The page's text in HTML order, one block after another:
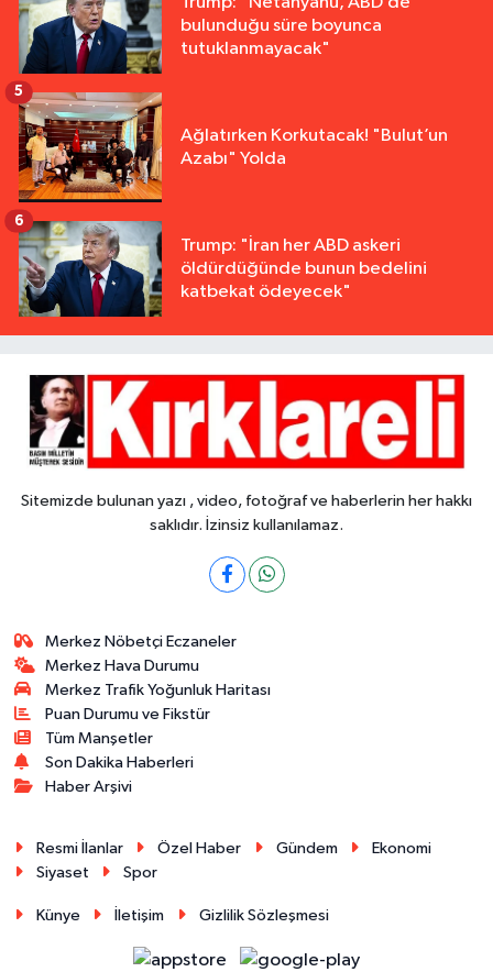
bulunduğu süre boyunca
tutuklanmayacak"
Ağlatırken Korkutacak! "Bulut’un
Azabı" Yolda
5
Trump: "İran her ABD askeri
öldürdüğünde bunun bedelini
katbekat ödeyecek"
6
Sitemizde bulunan yazı , video, fotoğraf ve haberlerin her hakkı
saklıdır. İzinsiz kullanılamaz.
Merkez Nöbetçi Eczaneler
Merkez Hava Durumu
Merkez Trafik Yoğunluk Haritası
Puan Durumu ve Fikstür
Tüm Manşetler
Son Dakika Haberleri
Haber Arşivi
Resmi İlanlar Özel Haber Gündem
Ekonomi
Siyaset
Spor
Künye İletişim Gizlilik Sözleşmesi